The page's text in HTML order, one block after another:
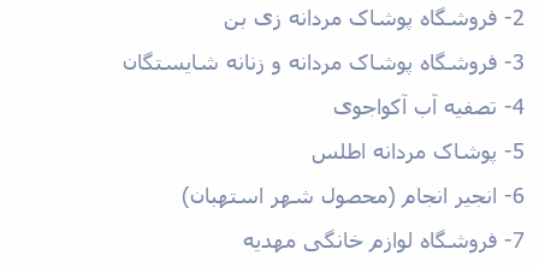
2- فروشگاه پوشاک مردانه
زی بن
3- فروشگاه پوشاک مردانه و زنانه
شایستگان
4- تصفیه آب
آکواجوی
5- پوشاک مردانه
اطلس
6- انجیر
انجام (محصول شهر استهبان)
7- فروشگاه لوازم خانگی
مهدیه